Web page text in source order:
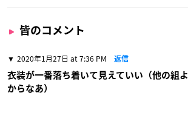
皆のコメント
2020年1月27日 at 7:36 PM 返信
衣装が一番落ち着いて見えていい（他の組
からなあ）